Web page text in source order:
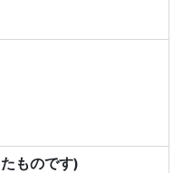
ものです)